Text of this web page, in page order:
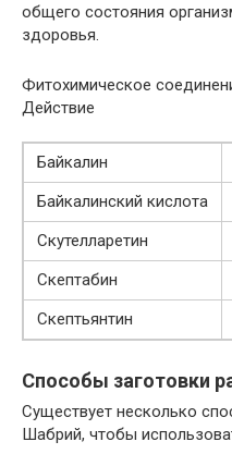
общего состояния
здоровья.
Фитохимическое
Действие
Байкалин
Байкалинский кислота
Скутелларетин
Скептабин
Скептьянтин
Способы заготовки
Существует несколько
Шабрий, чтобы